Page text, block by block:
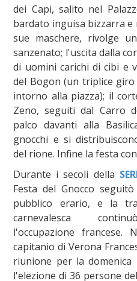
dei Capi, salito nel
bardato inguisa bizzarra
sue maschere, rivolge
sanzenato; l'uscita dalla
di uomini carichi di cibi e
del Bogon (un triplice
intorno alla piazza); il
Zeno, seguiti dal Carro
palco davanti alla
gnocchi e si
del rione. Infine la festa
Durante i secoli della
Festa del Gnocco
pubblico erario, e la
carnevalesca
l'occupazione francese.
capitanio di Verona
riunione per la
l'elezione di 36 persone